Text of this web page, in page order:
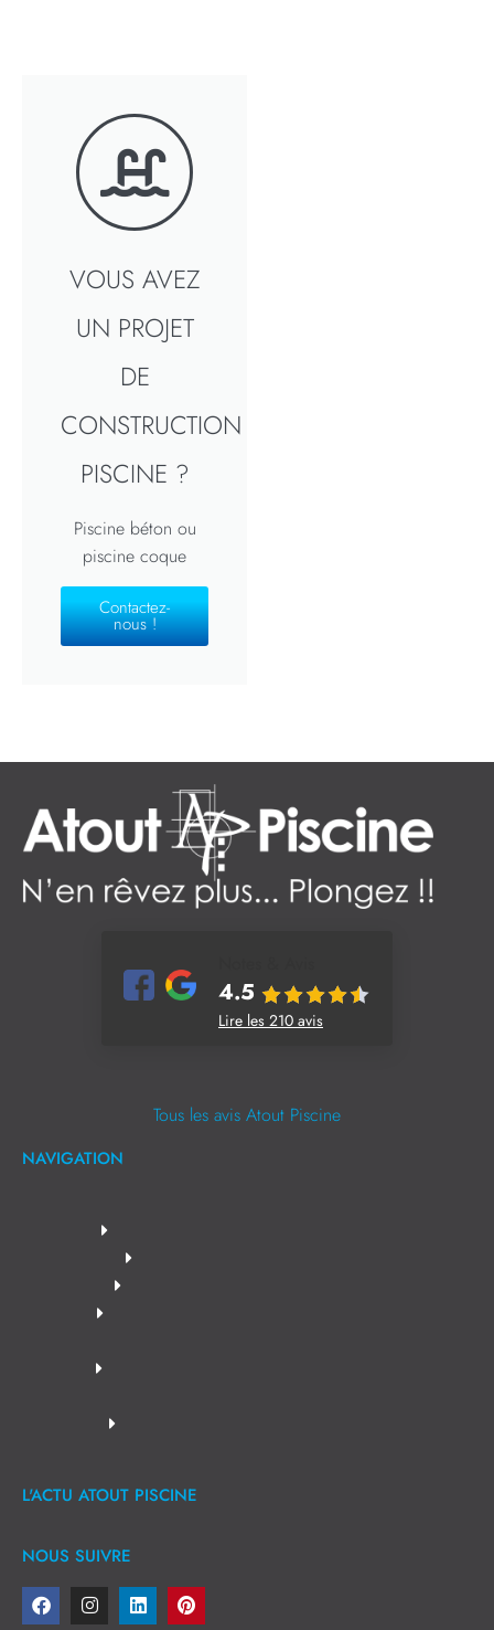
VOUS AVEZ
UN PROJET
DE
CONSTRUCTION
PISCINE ?
Piscine béton ou
piscine coque
Contactez-
nous !
4.5
Lire les 210 avis
Tous les avis Atout Piscine
NAVIGATION
L'ACTU ATOUT PISCINE
NOUS SUIVRE